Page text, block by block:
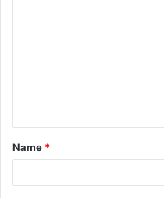
Name *